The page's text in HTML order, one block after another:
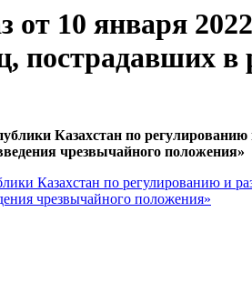
от 10 января
пострадавших в
Казахстан по
чрезвычайного положения»
Казахстан по регулированию и
чрезвычайного положения»